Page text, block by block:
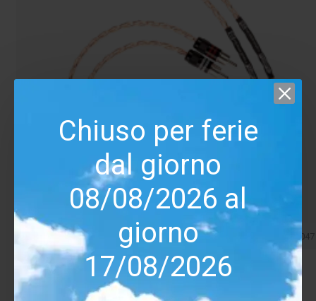
Chiuso per ferie
dal giorno
08/08/2026 al
giorno
17/08/2026
Kimber Kable 00047
Kimber Kable Timbre XLR BAL (coppia)